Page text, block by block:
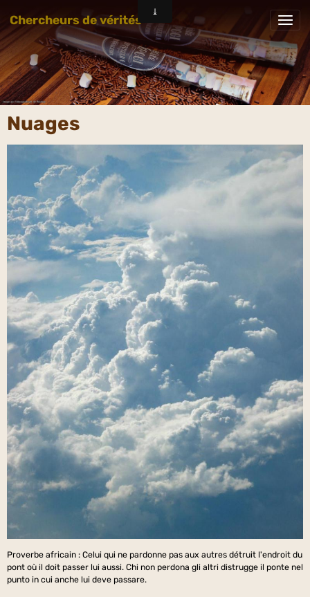
Chercheurs de vérités
Nuages
Proverbe africain : Celui qui ne pardonne pas aux autres détruit l'endroit du
pont où il doit passer lui aussi. Chi non perdona gli altri distrugge il ponte nel
punto in cui anche lui deve passare.